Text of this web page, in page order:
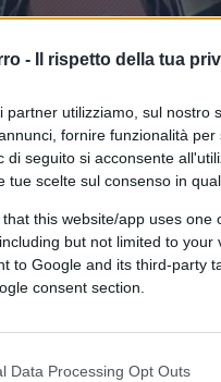
- Il rispetto della tua
partner utilizziamo, sul nostro
fornire funzionalità
di seguito si acconsente
tue scelte sul consenso in
that this website/app uses
but not limited to
to Google and its third-party
consent section.
Data Processing Opt Outs